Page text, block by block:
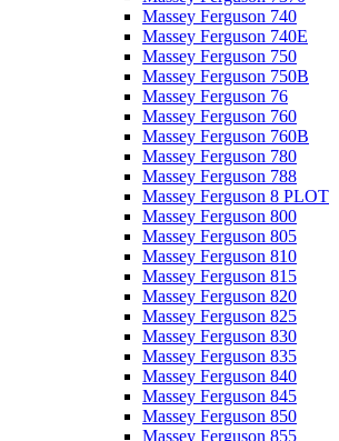
Massey Ferguson 740
Massey Ferguson 740E
Massey Ferguson 750
Massey Ferguson 750B
Massey Ferguson 76
Massey Ferguson 760
Massey Ferguson 760B
Massey Ferguson 780
Massey Ferguson 788
Massey Ferguson 8 PLOT
Massey Ferguson 800
Massey Ferguson 805
Massey Ferguson 810
Massey Ferguson 815
Massey Ferguson 820
Massey Ferguson 825
Massey Ferguson 830
Massey Ferguson 835
Massey Ferguson 840
Massey Ferguson 845
Massey Ferguson 850
Massey Ferguson 855